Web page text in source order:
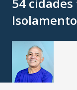
54